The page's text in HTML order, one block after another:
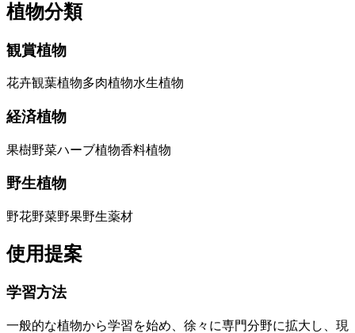
植物分類
観賞植物
花卉観葉植物多肉植物水生植物
経済植物
果樹野菜ハーブ植物香料植物
野生植物
野花野菜野果野生薬材
使用提案
学習方法
一般的な植物から学習を始め、徐々に専門分野に拡大し、現